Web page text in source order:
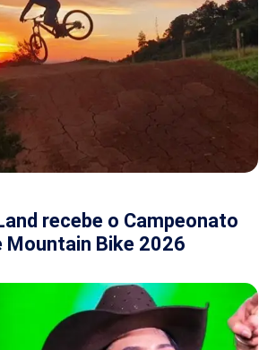
recebe o Campeonato
Mountain Bike 2026